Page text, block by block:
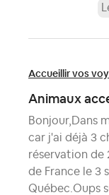
Accueillir vos
Animaux
Bonjour,Dans
car j'ai déjà 3
réservation de
de France le 3
Québec.Oups